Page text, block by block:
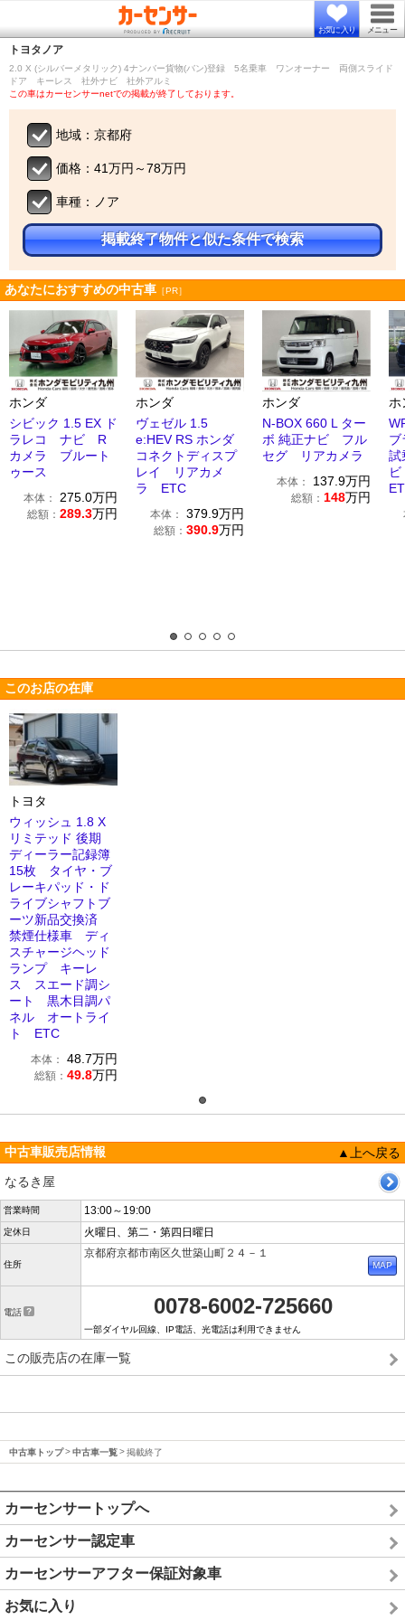
お気に入り メニュー
トヨタノア
2.0 X (シルバーメタリック) 4ナンバー貨物(バン)登録 5名乗車 ワンオーナー 両側スライド
ドア キーレス 社外ナビ 社外アルミ
この車はカーセンサーnetでの掲載が終了しております。
地域：京都府
価格：41万円～78万円
車種：ノア
掲載終了物件と似た条件で検索
あなたにおすすめの中古車 ［PR］
ホンダ
シビック 1.5 EX ド
ラレコ ナビ R
カメラ ブルート
ゥース
本体： 275.0万円
総額： 289.3万円
ホンダ
ヴェゼル 1.5
e:HEV RS ホンダ
コネクトディスプ
レイ リアカメ
ラ ETC
本体： 379.9万円
総額： 390.9万円
ホンダ
N-BOX 660 L ター
ボ 純正ナビ フル
セグ リアカメラ
本体： 137.9万円
総額： 148万円
ホ
ブ
このお店の在庫
トヨタ
ウィッシュ 1.8 X
リミテッド 後期
ディーラー記録簿
15枚 タイヤ・ブ
レーキパッド・ド
ライブシャフトブ
ーツ新品交換済
禁煙仕様車 ディ
スチャージヘッド
ランプ キーレ
ス スエード調シ
ート 黒木目調パ
ネル オートライ
ト ETC
本体： 48.7万円
総額： 49.8万円
中古車販売店情報
▲上へ戻る
なるき屋
営業時間 13:00～19:00
定休日 火曜日、第二・第四日曜日
住所
京都府京都市南区久世築山町２４－１
電話 0078-6002-725660
一部ダイヤル回線、IP電話、光電話は利用できません
この販売店の在庫一覧
中古車トップ 中古車一覧 掲載終了
カーセンサートップへ
カーセンサー認定車
カーセンサーアフター保証対象車
お気に入り